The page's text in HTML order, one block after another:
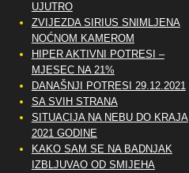
UJUTRO
ZVIJEZDA SIRIUS SNIMLJENA
NOĆNOM KAMEROM
HIPER AKTIVNI POTRESI –
MJESEC NA 21%
DANAŠNJI POTRESI 29.12.2021
SA SVIH STRANA
SITUACIJA NA NEBU DO KRAJA
2021 GODINE
KAKO SAM SE NA BADNJAK
IZBLJUVAO OD SMIJEHA